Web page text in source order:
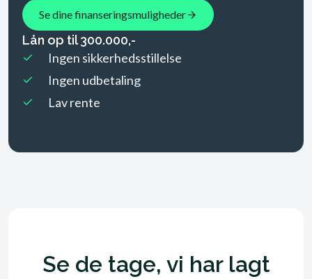
Se dine finanseringsmuligheder
Lån op til 300.000,-
Ingen sikkerhedsstillelse
Ingen udbetaling
Lav rente
Se de tage, vi har lagt